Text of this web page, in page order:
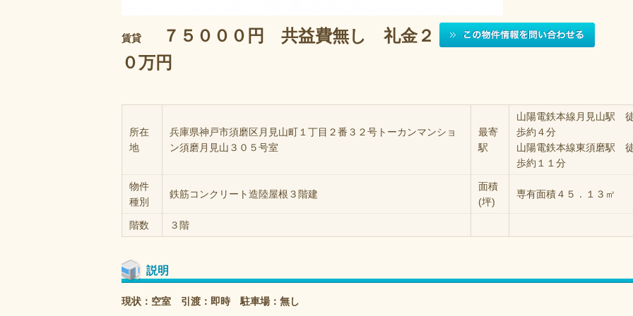
賃貸
７５０００円 共益費無し 礼金２
０万円
所在
地
兵庫県神戸市須磨区月見山町１丁目２番３２号トーカンマンショ
ン須磨月見山３０５号室
最寄
駅
山陽電鉄本線月見山駅
歩約４分
山陽電鉄本線東須磨駅
歩約１１分
物件
種別
鉄筋コンクリート造陸屋根３階建
面積
(坪)
専有面積４５．１３㎡
階数 ３階
説明
現状：空室 引渡：即時 駐車場：無し